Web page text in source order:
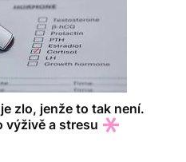
zlo, jenže to tak není.
výživě a stresu